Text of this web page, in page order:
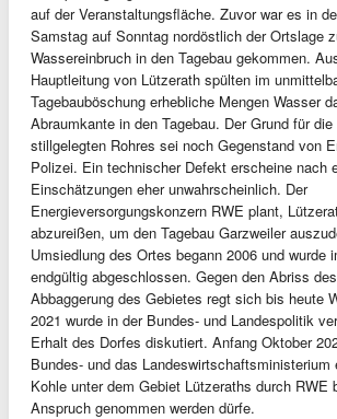
auf der Veranstaltungsfläche. Zuvor war es in
Samstag auf Sonntag nordöstlich der Ortslage
Wassereinbruch in den Tagebau gekommen.
Hauptleitung von Lützerath spülten im
Tagebauböschung erhebliche Mengen Wasser
Abraumkante in den Tagebau. Der Grund für
stillgelegten Rohres sei noch Gegenstand von
Polizei. Ein technischer Defekt erscheine nach
Einschätzungen eher unwahrscheinlich. Der
Energieversorgungskonzern RWE plant,
abzureißen, um den Tagebau Garzweiler
Umsiedlung des Ortes begann 2006 und wurde
endgültig abgeschlossen. Gegen den Abriss
Abbaggerung des Gebietes regt sich bis heute
2021 wurde in der Bundes- und Landespolitik
Erhalt des Dorfes diskutiert. Anfang Oktober
Bundes- und das
Kohle unter dem Gebiet Lützeraths durch RWE
Anspruch genommen werden dürfe.